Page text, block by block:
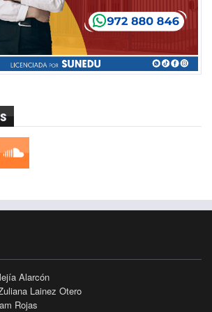
Alarcón
Lainez Otero
Rojas